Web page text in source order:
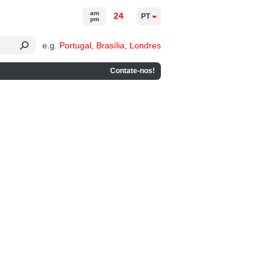
e.g. Portugal Brasília Londres
Contate-nos!
am
pm
24 PT